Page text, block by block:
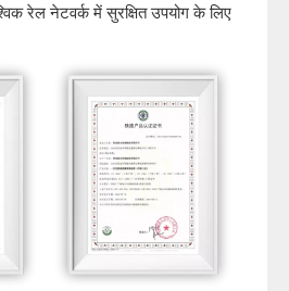
रेल नेटवर्क में सुरक्षित उपयोग के लिए